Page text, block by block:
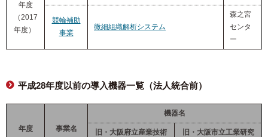
年度
（2017
年度）
競輪補助
事業
微細組織解析システム
森之宮
センタ
ー
平成28年度以前の導入機器一覧（法人統合前）
年度 事業名
機器名
旧・大阪府立産業技術
旧・大阪市立工業研究